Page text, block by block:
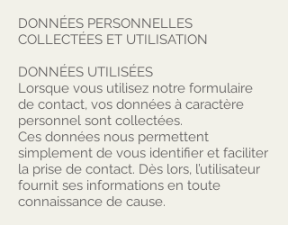
DONNÉES PERSONNELLES
COLLECTÉES ET UTILISATION
DONNÉES UTILISÉES
Lorsque vous utilisez notre formulaire
de contact, vos données à caractère
personnel sont collectées.
Ces données nous permettent
simplement de vous identifier et faciliter
la prise de contact. Dès lors, l’utilisateur
fournit ses informations en toute
connaissance de cause.